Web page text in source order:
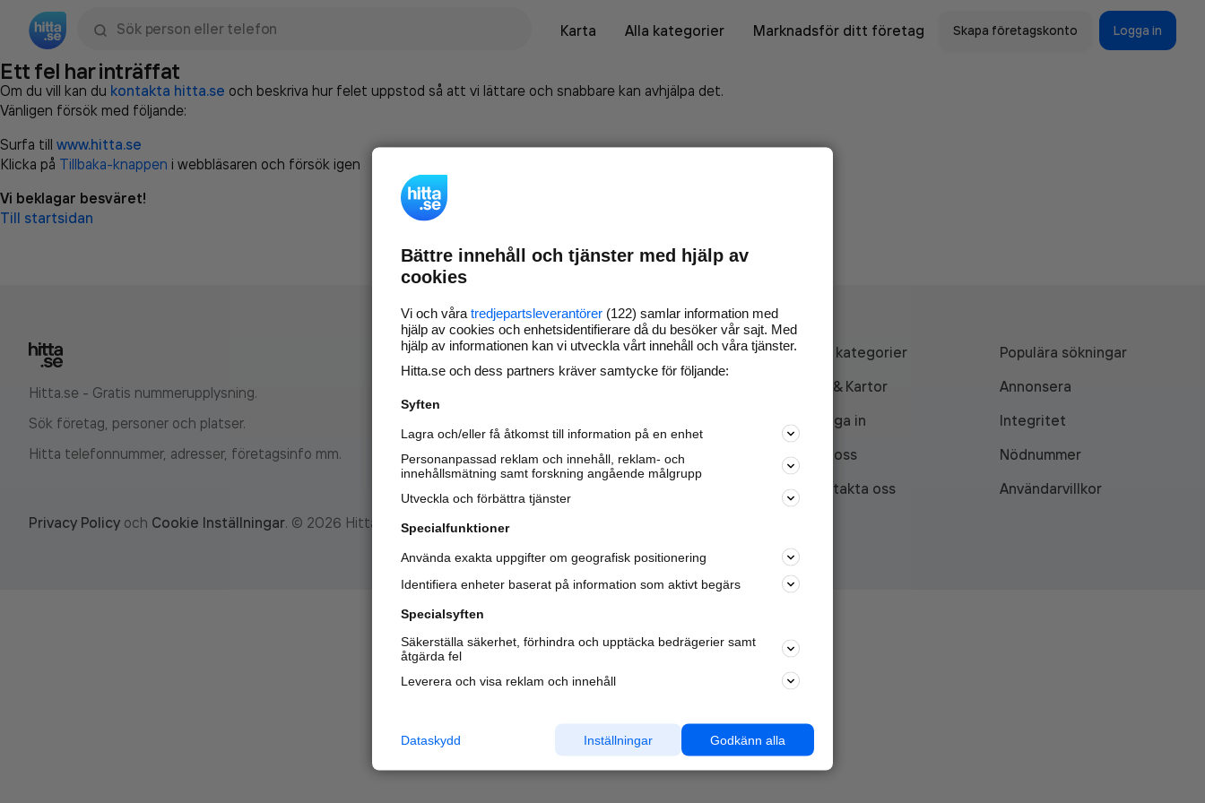
Karta
Alla kategorier Marknadsför ditt företag Skapa företagskonto Logga in
Ett fel har inträffat
Om du vill kan du kontakta hitta.se och beskriva hur felet uppstod så att vi lättare och snabbare kan avhjälpa det.
Vänligen försök med följande:
Surfa till www.hitta.se
Klicka på Tillbaka-knappen i webbläsaren och försök igen
Vi beklagar besväret!
Till startsidan
Hitta.se - Gratis nummerupplysning.
Sök företag, personer och platser.
Hitta telefonnummer, adresser, företagsinfo mm.
Marknadsför företaget på
nya kunder och
samarbetspartners nära dig.
Läs mer här
Alla kategorier
Populära sökningar
API & Kartor
Annonsera
Logga in
Integritet
Om oss
Nödnummer
Kontakta oss
Användarvillkor
Privacy Policy och Cookie Inställningar. © 2026 Hitta.se
Bättre innehåll och tjänster med hjälp av
cookies
Vi och våra tredjepartsleverantörer (122) samlar information med
hjälp av cookies och enhetsidentifierare då du besöker vår sajt. Med
hjälp av informationen kan vi utveckla vårt innehåll och våra tjänster.
Hitta.se och dess partners kräver samtycke för följande:
Syften
Lagra och/eller få åtkomst till information på en enhet
Personanpassad reklam och innehåll, reklam- och
innehållsmätning samt forskning angående målgrupp
Utveckla och förbättra tjänster
Specialfunktioner
Använda exakta uppgifter om geografisk positionering
Identifiera enheter baserat på information som aktivt begärs
Specialsyften
Säkerställa säkerhet, förhindra och upptäcka bedrägerier samt
åtgärda fel
Leverera och visa reklam och innehåll
Godkänn alla
Inställningar
Dataskydd